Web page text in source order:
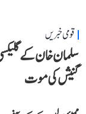
قومی خبریں
سلمان خان کے
گنیش کی موت